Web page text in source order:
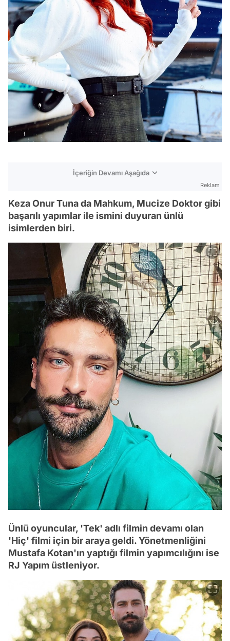
İçeriğin Devamı Aşağıda
Reklam
Keza Onur Tuna da Mahkum, Mucize Doktor gibi
başarılı yapımlar ile ismini duyuran ünlü
isimlerden biri.
Ünlü oyuncular, 'Tek' adlı filmin devamı olan
'Hiç' filmi için bir araya geldi. Yönetmenliğini
Mustafa Kotan'ın yaptığı filmin yapımcılığını ise
RJ Yapım üstleniyor.